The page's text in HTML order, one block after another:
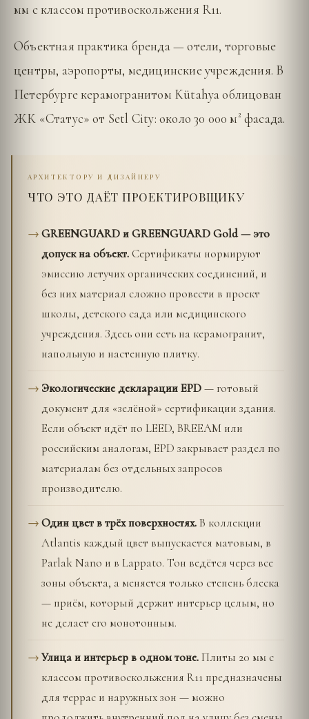
мм с классом противоскольжения R11.
Объектная практика бренда — отели, торговые
центры, аэропорты, медицинские учреждения. В
Петербурге керамогранитом Kütahya облицован
ЖК «Статус» от Setl City: около 30 000 м² фасада.
АРХИТЕКТОРУ И ДИЗАЙНЕРУ
ЧТО ЭТО ДАЁТ ПРОЕКТИРОВЩИКУ
GREENGUARD и GREENGUARD Gold — это
допуск на объект.Сертификаты нормируют
эмиссию летучих органических соединений, и
без них материал сложно провести в проект
школы, детского сада или медицинского
учреждения. Здесь они есть на керамогранит,
напольную и настенную плитку.
Экологические декларации EPD— готовый
документ для «зелёной» сертификации здания.
Если объект идёт по LEED, BREEAM или
российским аналогам, EPD закрывает раздел по
материалам без отдельных запросов
производителю.
Один цвет в трёх поверхностях.В коллекции
Atlantis каждый цвет выпускается матовым, в
Parlak Nano и в Lappato. Тон ведётся через все
зоны объекта, а меняется только степень блеска
— приём, который держит интерьер целым, но
не делает его монотонным.
Улица и интерьер в одном тоне.Плиты 20 мм с
классом противоскольжения R11 предназначены
для террас и наружных зон — можно